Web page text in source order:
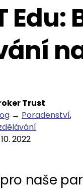
Trust
→ Poradenství,
2022
naše